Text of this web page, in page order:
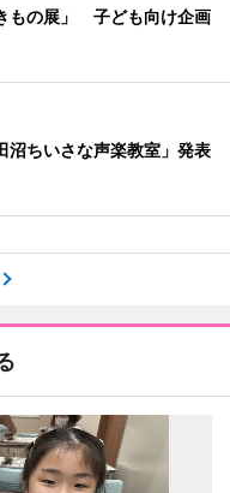
もの展」 子ども向け企画
沼ちいさな声楽教室」発表